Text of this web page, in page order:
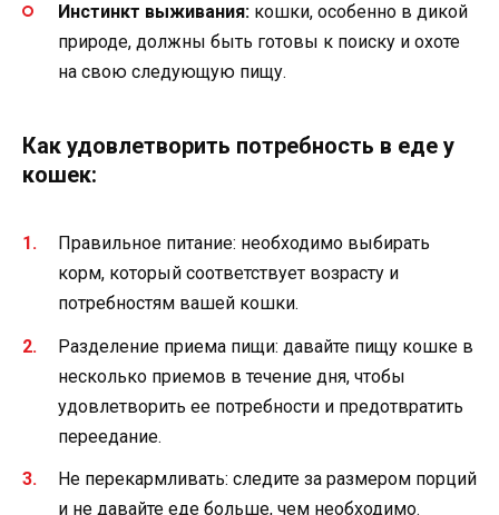
Инстинкт выживания: кошки, особенно в дикой
природе, должны быть готовы к поиску и охоте
на свою следующую пищу.
Как удовлетворить потребность в еде у
кошек:
Правильное питание: необходимо выбирать
корм, который соответствует возрасту и
потребностям вашей кошки.
Разделение приема пищи: давайте пищу кошке в
несколько приемов в течение дня, чтобы
удовлетворить ее потребности и предотвратить
переедание.
Не перекармливать: следите за размером порций
и не давайте еде больше, чем необходимо.